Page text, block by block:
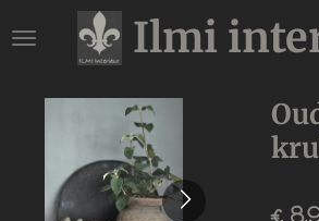
direct
Ilmi